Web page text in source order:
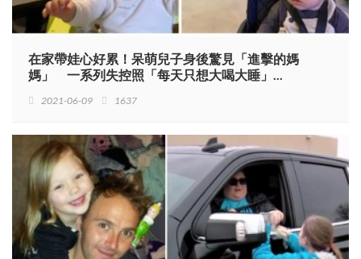
在家帶娃心好累！呆萌兒子身後驚見「進擊的媽
媽」 一系列失控照「每天只想大喝大睡」...
2021-06-09 1637